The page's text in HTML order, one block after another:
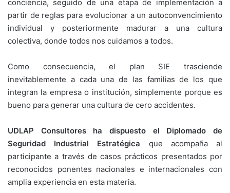
conciencia, seguido de una etapa de implementación a
partir de reglas para evolucionar a un autoconvencimiento
individual y posteriormente madurar a una cultura
colectiva, donde todos nos cuidamos a todos.
Como consecuencia, el plan SIE trasciende
inevitablemente a cada una de las familias de los que
integran la empresa o institución, simplemente porque es
bueno para generar una cultura de cero accidentes.
UDLAP Consultores ha dispuesto el Diplomado de
Seguridad Industrial Estratégica que acompaña al
participante a través de casos prácticos presentados por
reconocidos ponentes nacionales e internacionales con
amplia experiencia en esta materia.